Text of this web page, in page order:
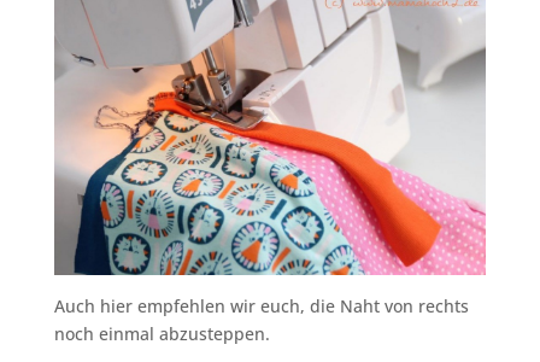
Auch hier empfehlen wir euch, die Naht von rechts
noch einmal abzusteppen.